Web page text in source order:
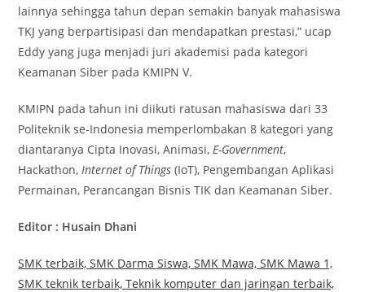
lainnya sehingga tahun depan semakin banyak mahasiswa
TKJ yang berpartisipasi dan mendapatkan prestasi,” ucap
Eddy yang juga menjadi juri akademisi pada kategori
Keamanan Siber pada KMIPN V.
KMIPN pada tahun ini diikuti ratusan mahasiswa dari 33
Politeknik se-Indonesia memperlombakan 8 kategori yang
diantaranya Cipta Inovasi, Animasi, E-Government,
Hackathon, Internet of Things (IoT), Pengembangan Aplikasi
Permainan, Perancangan Bisnis TIK dan Keamanan Siber.
Editor : Husain Dhani
SMK terbaik, SMK Darma Siswa, SMK Mawa, SMK Mawa 1,
SMK teknik terbaik, Teknik komputer dan jaringan terbaik,